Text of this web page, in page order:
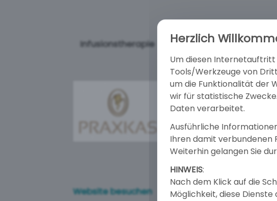
Infusionstherapie
Website besuchen
Altstadt Düsseldorf
Website besuchen
Herzlich
Um diesen Internetauftritt
Tools/Werkzeuge von
um die Funktionalität der
wir für statistische
Daten verarbeitet.
Ausführliche
Ihren damit verbundenen
Weiterhin gelangen Sie
HINWEIS:
Nach dem Klick auf die
Möglichkeit, diese